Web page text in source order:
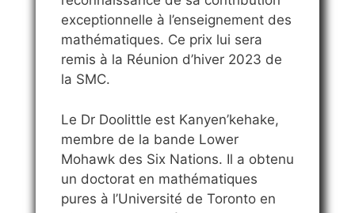
exceptionnelle à l’enseignement des
mathématiques. Ce prix lui sera
remis à la Réunion d’hiver 2023 de
la SMC.
Le Dr Doolittle est Kanyen’kehake,
membre de la bande Lower
Mohawk des Six Nations. Il a obtenu
un doctorat en mathématiques
pures à l’Université de Toronto en